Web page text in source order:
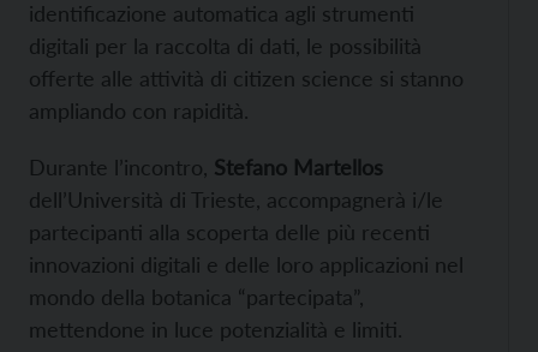
identificazione automatica agli strumenti
digitali per la raccolta di dati, le possibilità
offerte alle attività di citizen science si stanno
ampliando con rapidità.
Durante l’incontro, Stefano Martellos
dell’Università di Trieste, accompagnerà i/le
partecipanti alla scoperta delle più recenti
innovazioni digitali e delle loro applicazioni nel
mondo della botanica “partecipata”,
mettendone in luce potenzialità e limiti.